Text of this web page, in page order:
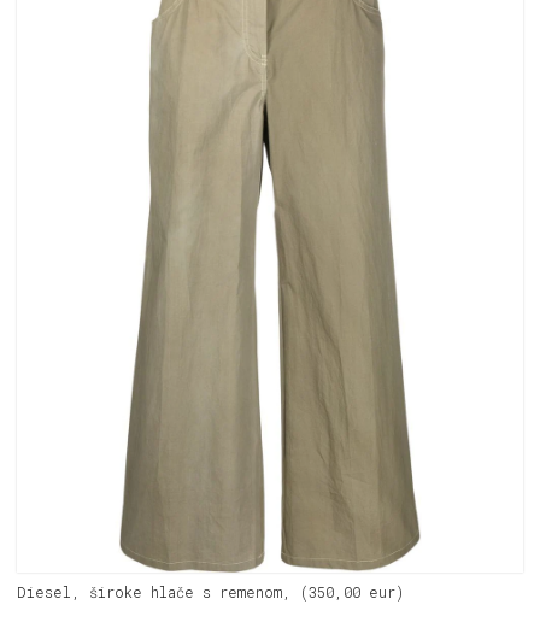
Diesel, široke hlače s remenom, (350,00 eur)